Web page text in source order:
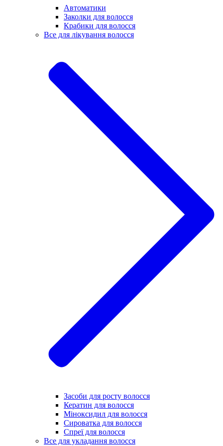
Автоматики
Заколки для волосся
Крабики для волосся
Все для лікування волосся
Засоби для росту волосся
Кератин для волосся
Міноксидил для волосся
Сироватка для волосся
Спреї для волосся
Все для укладання волосся